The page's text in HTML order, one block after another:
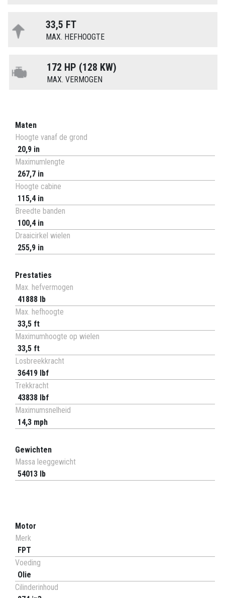
33,5 FT
MAX. HEFHOOGTE
172 HP (128 KW)
MAX. VERMOGEN
Maten
Hoogte vanaf de grond
20,9 in
Maximumlengte
267,7 in
Hoogte cabine
115,4 in
Breedte banden
100,4 in
Draaicirkel wielen
255,9 in
Prestaties
Max. hefvermogen
41888 lb
Max. hefhoogte
33,5 ft
Maximumhoogte op wielen
33,5 ft
Losbreekkracht
36419 lbf
Trekkracht
43838 lbf
Maximumsnelheid
14,3 mph
Gewichten
Massa leeggewicht
54013 lb
Motor
Merk
FPT
Voeding
Olie
Cilinderinhoud